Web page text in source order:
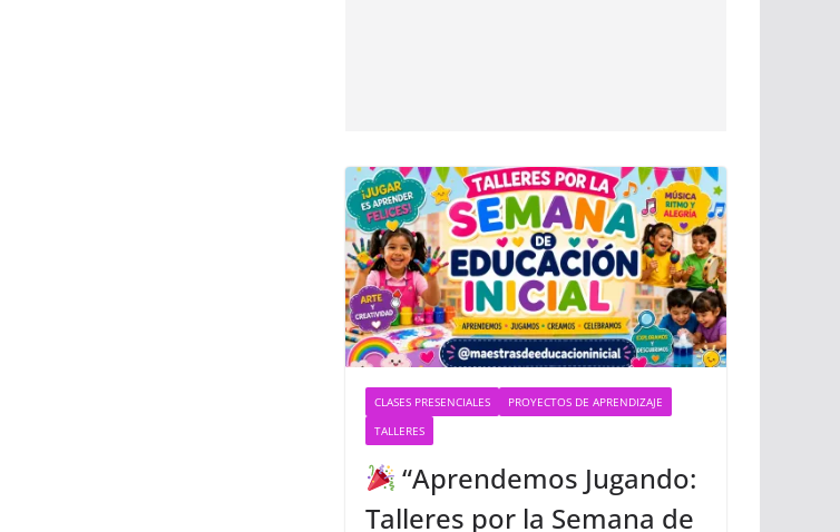
CLASES PRESENCIALES
PROYECTOS DE APRENDIZAJE
TALLERES
“Aprendemos Jugando:
Talleres por la Semana de